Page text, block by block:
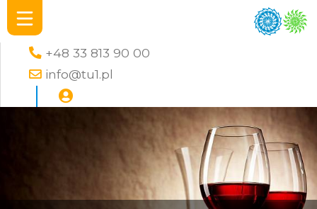
+48 33 813 90 00
info@tu1.pl